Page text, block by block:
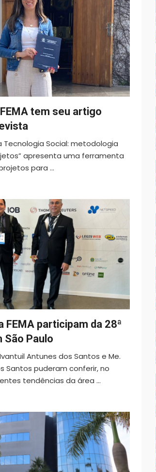
tem seu artigo
Tecnologia Social: metodologia
apresenta uma ferramenta
para ...
participam da 28ª
São Paulo
Antunes dos Santos e Me.
Santos puderam conferir, no
tendências da área ...